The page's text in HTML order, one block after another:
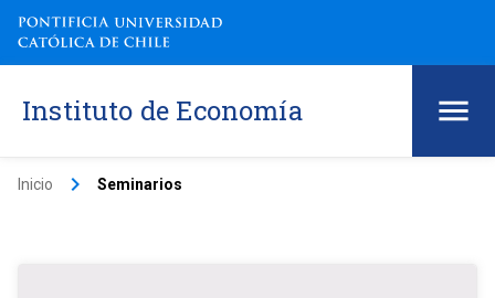
Instituto de Economía
Inicio keyboard_arrow_right Seminarios